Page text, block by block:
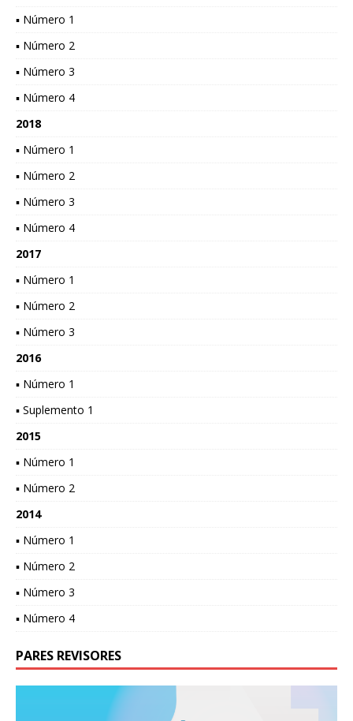
▪ Número 1
▪ Número 2
▪ Número 3
▪ Número 4
2018
▪ Número 1
▪ Número 2
▪ Número 3
▪ Número 4
2017
▪ Número 1
▪ Número 2
▪ Número 3
2016
▪ Número 1
▪ Suplemento 1
2015
▪ Número 1
▪ Número 2
2014
▪ Número 1
▪ Número 2
▪ Número 3
▪ Número 4
PARES REVISORES